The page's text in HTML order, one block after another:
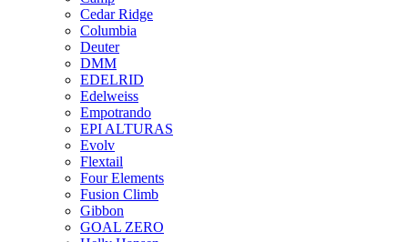
Cedar Ridge
Columbia
Deuter
DMM
EDELRID
Edelweiss
Empotrando
EPI ALTURAS
Evolv
Flextail
Four Elements
Fusion Climb
Gibbon
GOAL ZERO